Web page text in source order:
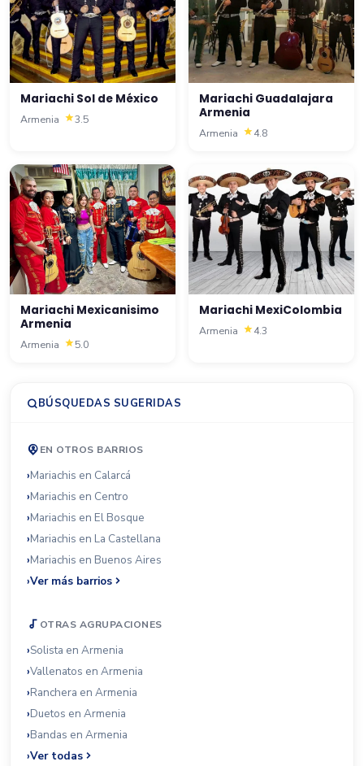
Mariachi Sol de México
Armenia 3.5
Mariachi Guadalajara
Armenia
Armenia 4.8
Mariachi Mexicanisimo
Armenia
Armenia 5.0
Mariachi MexiColombia
Armenia 4.3
BÚSQUEDAS SUGERIDAS
EN OTROS BARRIOS
Mariachis en Calarcá
Mariachis en Centro
Mariachis en El Bosque
Mariachis en La Castellana
Mariachis en Buenos Aires
Ver más barrios
OTRAS AGRUPACIONES
Solista en Armenia
Vallenatos en Armenia
Ranchera en Armenia
Duetos en Armenia
Bandas en Armenia
Ver todas